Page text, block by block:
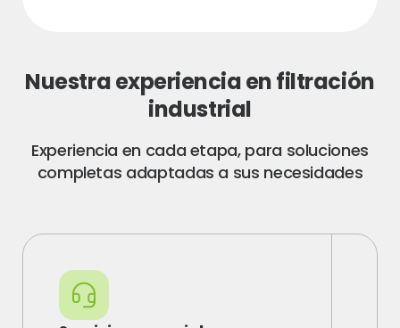
Nuestra experiencia en filtración
industrial
Experiencia en cada etapa, para soluciones
completas adaptadas a sus necesidades